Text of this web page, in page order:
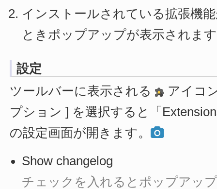
インストールされている拡張機
ときポップアップが表示されま
設定
ツールバーに表示される
アイコ
プション ] を選択すると「
の設定画面が開きます。
Show changelog
チェックを入れるとポップアッ